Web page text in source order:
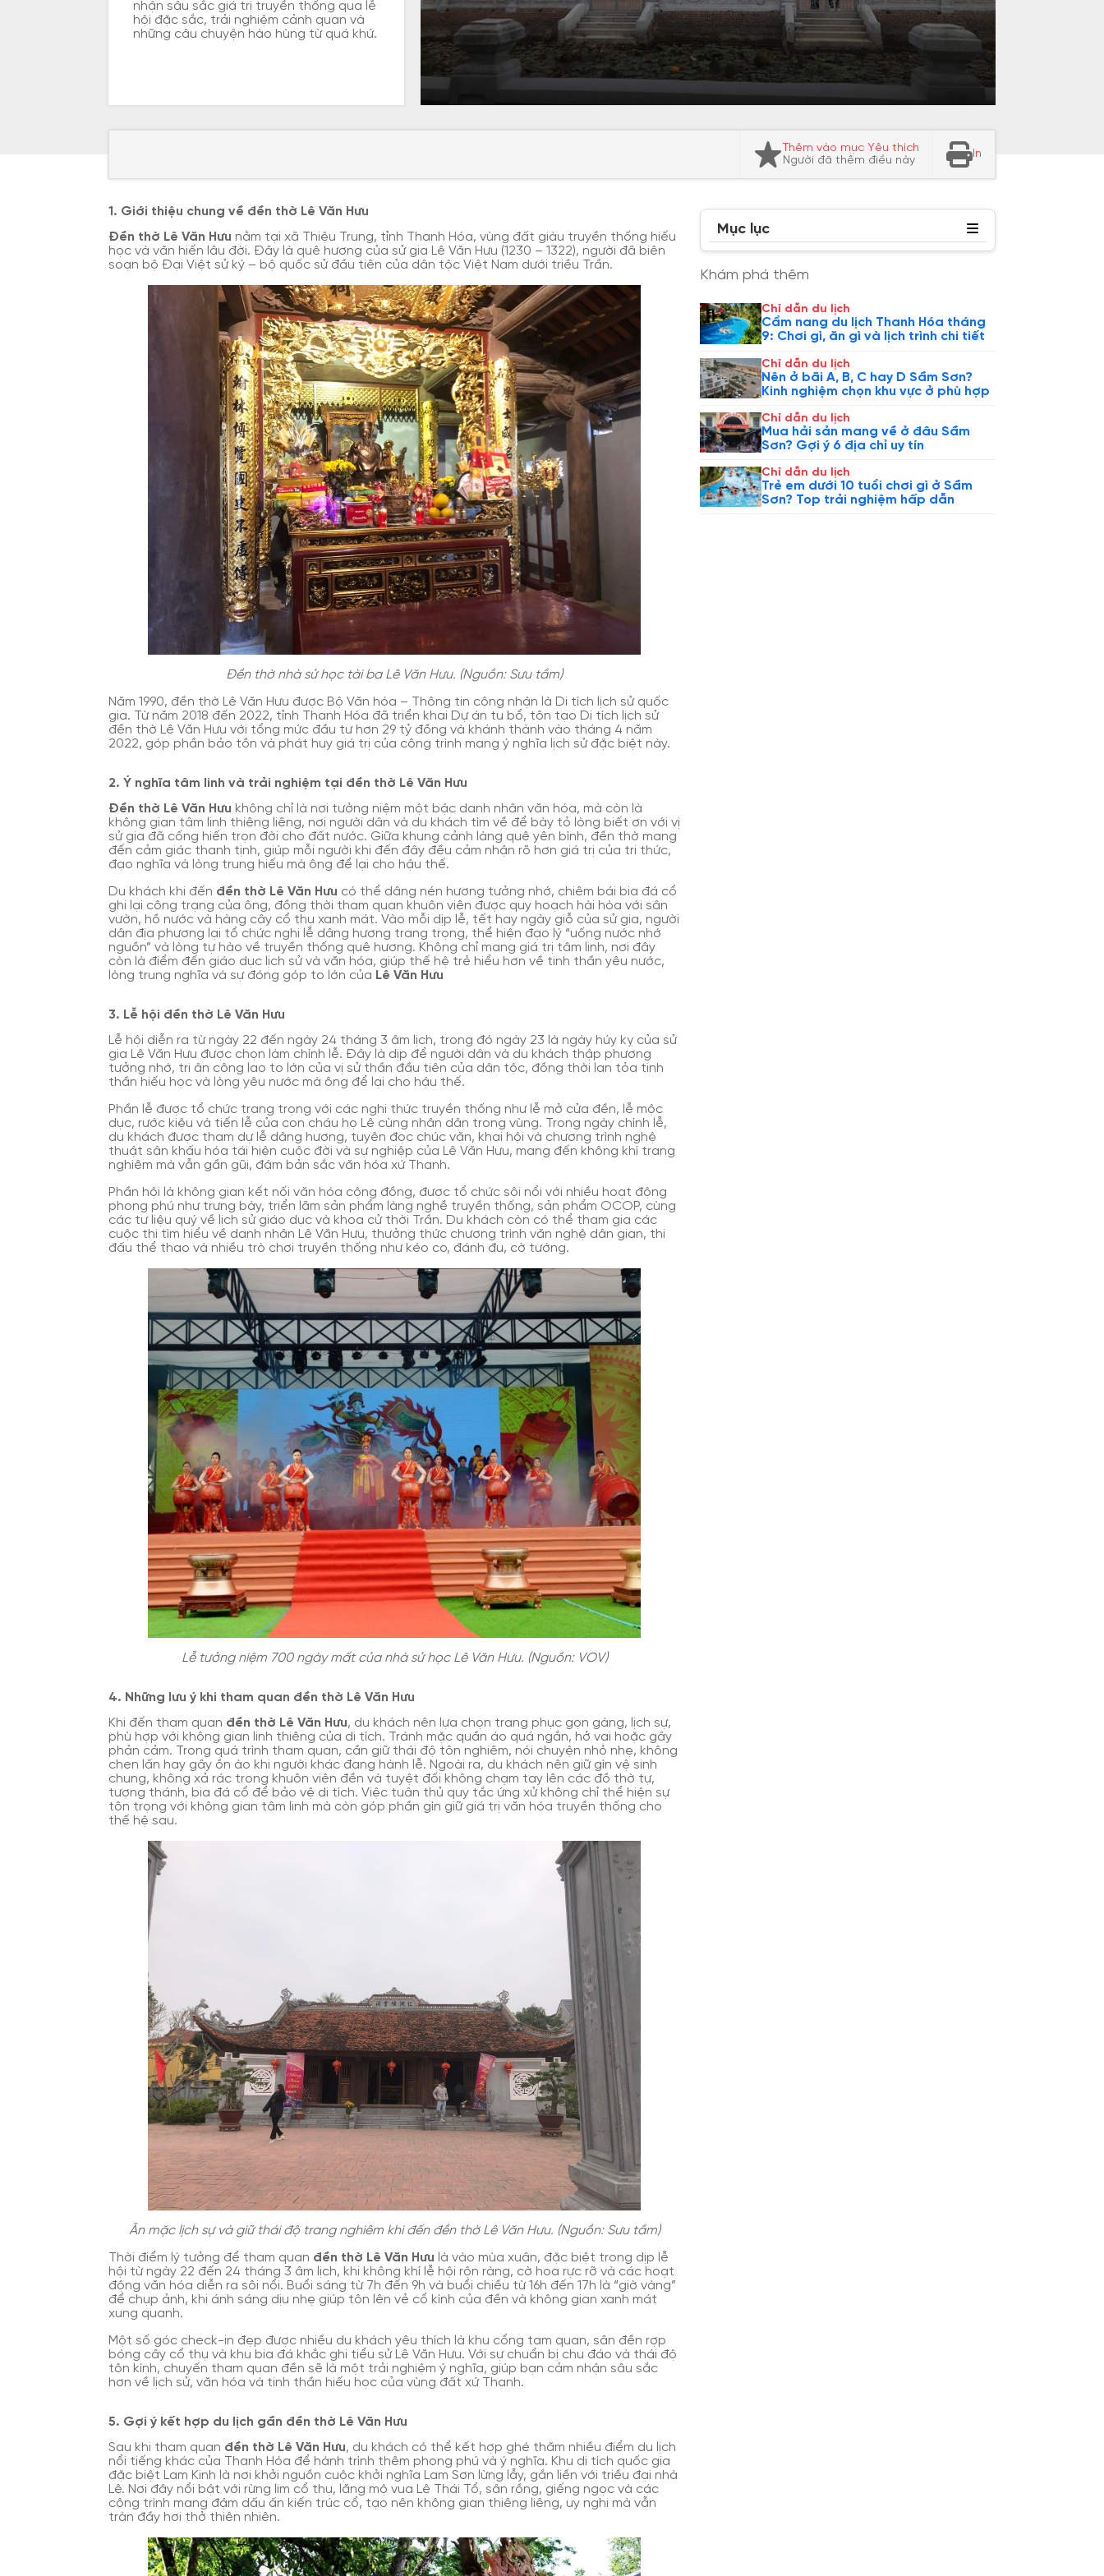
nhận sâu sắc giá trị truyền thống qua lễ
hội đặc sắc, trải nghiệm cảnh quan và
những câu chuyện hào hùng từ quá khứ.
Thêm vào mục Yêu thích
Người đã thêm điều này
In
1. Giới thiệu chung về đền thờ Lê Văn Hưu
Đền thờ Lê Văn Hưu nằm tại xã Thiệu Trung, tỉnh Thanh Hóa, vùng đất giàu truyền thống hiếu
học và văn hiến lâu đời. Đây là quê hương của sử gia Lê Văn Hưu (1230 – 1322), người đã biên
soạn bộ Đại Việt sử ký – bộ quốc sử đầu tiên của dân tộc Việt Nam dưới triều Trần.
Đền thờ nhà sử học tài ba Lê Văn Hưu. (Nguồn: Sưu tầm)
Năm 1990, đền thờ Lê Văn Hưu được Bộ Văn hóa – Thông tin công nhận là Di tích lịch sử quốc
gia. Từ năm 2018 đến 2022, tỉnh Thanh Hóa đã triển khai Dự án tu bổ, tôn tạo Di tích lịch sử
đền thờ Lê Văn Hưu với tổng mức đầu tư hơn 29 tỷ đồng và khánh thành vào tháng 4 năm
2022, góp phần bảo tồn và phát huy giá trị của công trình mang ý nghĩa lịch sử đặc biệt này.
2. Ý nghĩa tâm linh và trải nghiệm tại đền thờ Lê Văn Hưu
Đền thờ Lê Văn Hưu không chỉ là nơi tưởng niệm một bậc danh nhân văn hóa, mà còn là
không gian tâm linh thiêng liêng, nơi người dân và du khách tìm về để bày tỏ lòng biết ơn với vị
sử gia đã cống hiến trọn đời cho đất nước. Giữa khung cảnh làng quê yên bình, đền thờ mang
đến cảm giác thanh tịnh, giúp mỗi người khi đến đây đều cảm nhận rõ hơn giá trị của tri thức,
đạo nghĩa và lòng trung hiếu mà ông để lại cho hậu thế.
Du khách khi đến đền thờ Lê Văn Hưu có thể dâng nén hương tưởng nhớ, chiêm bái bia đá cổ
ghi lại công trạng của ông, đồng thời tham quan khuôn viên được quy hoạch hài hòa với sân
vườn, hồ nước và hàng cây cổ thụ xanh mát. Vào mỗi dịp lễ, tết hay ngày giỗ của sử gia, người
dân địa phương lại tổ chức nghi lễ dâng hương trang trọng, thể hiện đạo lý “uống nước nhớ
nguồn” và lòng tự hào về truyền thống quê hương. Không chỉ mang giá trị tâm linh, nơi đây
còn là điểm đến giáo dục lịch sử và văn hóa, giúp thế hệ trẻ hiểu hơn về tinh thần yêu nước,
lòng trung nghĩa và sự đóng góp to lớn của Lê Văn Hưu
3. Lễ hội đền thờ Lê Văn Hưu
Lễ hội diễn ra từ ngày 22 đến ngày 24 tháng 3 âm lịch, trong đó ngày 23 là ngày húy kỵ của sử
gia Lê Văn Hưu được chọn làm chính lễ. Đây là dịp để người dân và du khách thập phương
tưởng nhớ, tri ân công lao to lớn của vị sử thần đầu tiên của dân tộc, đồng thời lan tỏa tinh
thần hiếu học và lòng yêu nước mà ông để lại cho hậu thế.
Phần lễ được tổ chức trang trọng với các nghi thức truyền thống như lễ mở cửa đền, lễ mộc
dục, rước kiệu và tiến lễ của con cháu họ Lê cùng nhân dân trong vùng. Trong ngày chính lễ,
du khách được tham dự lễ dâng hương, tuyên đọc chúc văn, khai hội và chương trình nghệ
thuật sân khấu hóa tái hiện cuộc đời và sự nghiệp của Lê Văn Hưu, mang đến không khí trang
nghiêm mà vẫn gần gũi, đậm bản sắc văn hóa xứ Thanh.
Phần hội là không gian kết nối văn hóa cộng đồng, được tổ chức sôi nổi với nhiều hoạt động
phong phú như trưng bày, triển lãm sản phẩm làng nghề truyền thống, sản phẩm OCOP, cùng
các tư liệu quý về lịch sử giáo dục và khoa cử thời Trần. Du khách còn có thể tham gia các
cuộc thi tìm hiểu về danh nhân Lê Văn Hưu, thưởng thức chương trình văn nghệ dân gian, thi
đấu thể thao và nhiều trò chơi truyền thống như kéo co, đánh đu, cờ tướng.
Lễ tưởng niệm 700 ngày mất của nhà sử học Lê Văn Hưu. (Nguồn: VOV)
4. Những lưu ý khi tham quan đền thờ Lê Văn Hưu
Khi đến tham quan đền thờ Lê Văn Hưu, du khách nên lựa chọn trang phục gọn gàng, lịch sự,
phù hợp với không gian linh thiêng của di tích. Tránh mặc quần áo quá ngắn, hở vai hoặc gây
phản cảm. Trong quá trình tham quan, cần giữ thái độ tôn nghiêm, nói chuyện nhỏ nhẹ, không
chen lấn hay gây ồn ào khi người khác đang hành lễ. Ngoài ra, du khách nên giữ gìn vệ sinh
chung, không xả rác trong khuôn viên đền và tuyệt đối không chạm tay lên các đồ thờ tự,
tượng thánh, bia đá cổ để bảo vệ di tích. Việc tuân thủ quy tắc ứng xử không chỉ thể hiện sự
tôn trọng với không gian tâm linh mà còn góp phần gìn giữ giá trị văn hóa truyền thống cho
thế hệ sau.
Ăn mặc lịch sự và giữ thái độ trang nghiêm khi đến đền thờ Lê Văn Hưu. (Nguồn: Sưu tầm)
Thời điểm lý tưởng để tham quan đền thờ Lê Văn Hưu là vào mùa xuân, đặc biệt trong dịp lễ
hội từ ngày 22 đến 24 tháng 3 âm lịch, khi không khí lễ hội rộn ràng, cờ hoa rực rỡ và các hoạt
động văn hóa diễn ra sôi nổi. Buổi sáng từ 7h đến 9h và buổi chiều từ 16h đến 17h là “giờ vàng”
để chụp ảnh, khi ánh sáng dịu nhẹ giúp tôn lên vẻ cổ kính của đền và không gian xanh mát
xung quanh.
Một số góc check-in đẹp được nhiều du khách yêu thích là khu cổng tam quan, sân đền rợp
bóng cây cổ thụ và khu bia đá khắc ghi tiểu sử Lê Văn Hưu. Với sự chuẩn bị chu đáo và thái độ
tôn kính, chuyến tham quan đền sẽ là một trải nghiệm ý nghĩa, giúp bạn cảm nhận sâu sắc
hơn về lịch sử, văn hóa và tinh thần hiếu học của vùng đất xứ Thanh.
5. Gợi ý kết hợp du lịch gần đền thờ Lê Văn Hưu
Sau khi tham quan đền thờ Lê Văn Hưu, du khách có thể kết hợp ghé thăm nhiều điểm du lịch
nổi tiếng khác của Thanh Hóa để hành trình thêm phong phú và ý nghĩa. Khu di tích quốc gia
đặc biệt Lam Kinh là nơi khởi nguồn cuộc khởi nghĩa Lam Sơn lừng lẫy, gắn liền với triều đại nhà
Lê. Nơi đây nổi bật với rừng lim cổ thụ, lăng mộ vua Lê Thái Tổ, sân rồng, giếng ngọc và các
công trình mang đậm dấu ấn kiến trúc cổ, tạo nên không gian thiêng liêng, uy nghi mà vẫn
tràn đầy hơi thở thiên nhiên.
Mục lục
Khám phá thêm
Chỉ dẫn du lịch
Cẩm nang du lịch Thanh Hóa tháng
9: Chơi gì, ăn gì và lịch trình chi tiết
Chỉ dẫn du lịch
Nên ở bãi A, B, C hay D Sầm Sơn?
Kinh nghiệm chọn khu vực ở phù hợp
Chỉ dẫn du lịch
Mua hải sản mang về ở đâu Sầm
Sơn? Gợi ý 6 địa chỉ uy tín
Chỉ dẫn du lịch
Trẻ em dưới 10 tuổi chơi gì ở Sầm
Sơn? Top trải nghiệm hấp dẫn